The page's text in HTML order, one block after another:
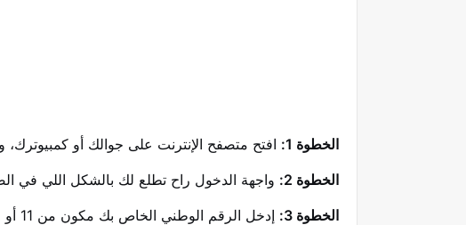
الخطوة 1:
افتح متصفح الإنترنت على جوالك أو كمبيوترك،
الخطوة 2:
واجهة الدخول راح تطلع لك بالشكل اللي في
الخطوة 3:
إدخل الرقم الوطني الخاص بك مكون من 11 أو 12 رقم حسب التسجيل في الأحوال المدنية.